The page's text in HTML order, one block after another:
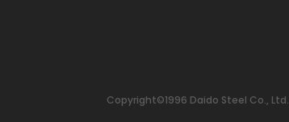
Copyright©1996 Daido Steel Co., Ltd.